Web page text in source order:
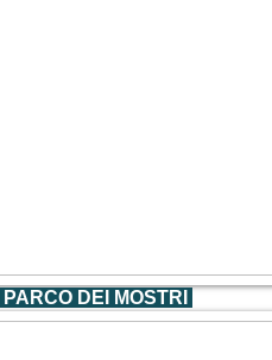
PARCO DEI MOSTRI